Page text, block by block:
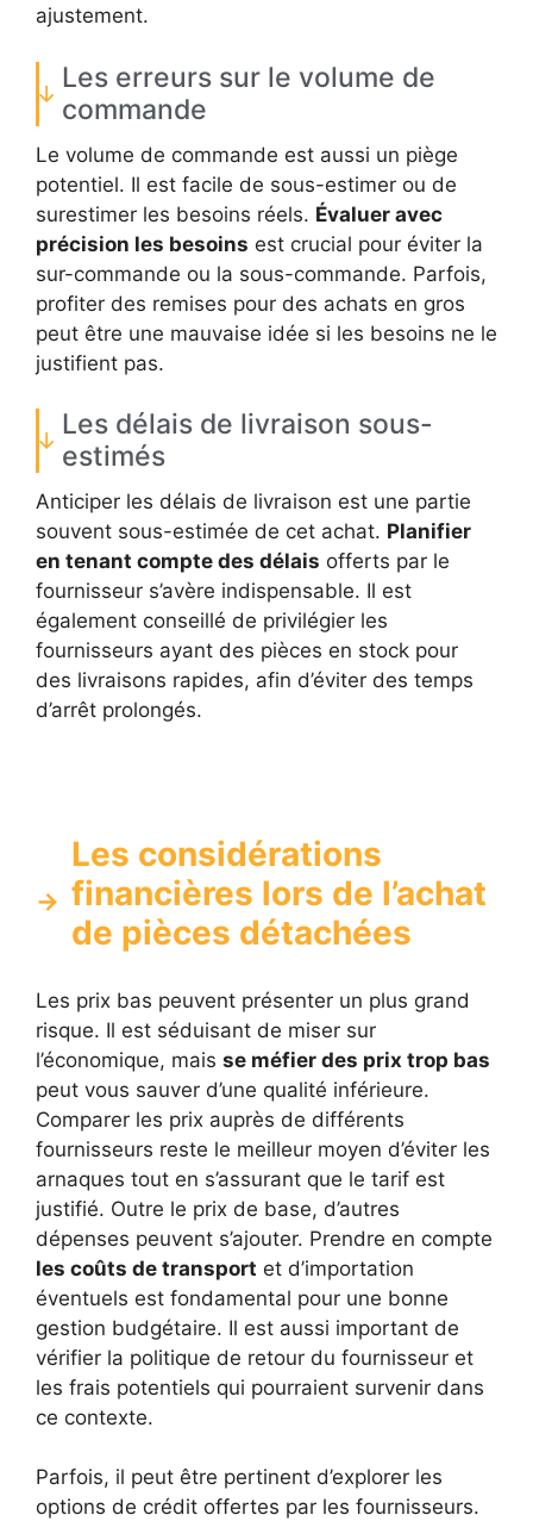
ajustement.
Les erreurs sur le volume de
commande
Le volume de commande est aussi un piège
potentiel. Il est facile de sous-estimer ou de
surestimer les besoins réels. Évaluer avec
précision les besoins est crucial pour éviter la
sur-commande ou la sous-commande. Parfois,
profiter des remises pour des achats en gros
peut être une mauvaise idée si les besoins ne le
justifient pas.
Les délais de livraison sous-
estimés
Anticiper les délais de livraison est une partie
souvent sous-estimée de cet achat. Planifier
en tenant compte des délais offerts par le
fournisseur s’avère indispensable. Il est
également conseillé de privilégier les
fournisseurs ayant des pièces en stock pour
des livraisons rapides, afin d’éviter des temps
d’arrêt prolongés.
Les considérations
financières lors de l’achat
de pièces détachées
Les prix bas peuvent présenter un plus grand
risque. Il est séduisant de miser sur
l’économique, mais se méfier des prix trop bas
peut vous sauver d’une qualité inférieure.
Comparer les prix auprès de différents
fournisseurs reste le meilleur moyen d’éviter les
arnaques tout en s’assurant que le tarif est
justifié. Outre le prix de base, d’autres
dépenses peuvent s’ajouter. Prendre en compte
les coûts de transport et d’importation
éventuels est fondamental pour une bonne
gestion budgétaire. Il est aussi important de
vérifier la politique de retour du fournisseur et
les frais potentiels qui pourraient survenir dans
ce contexte.
Parfois, il peut être pertinent d’explorer les
options de crédit offertes par les fournisseurs.